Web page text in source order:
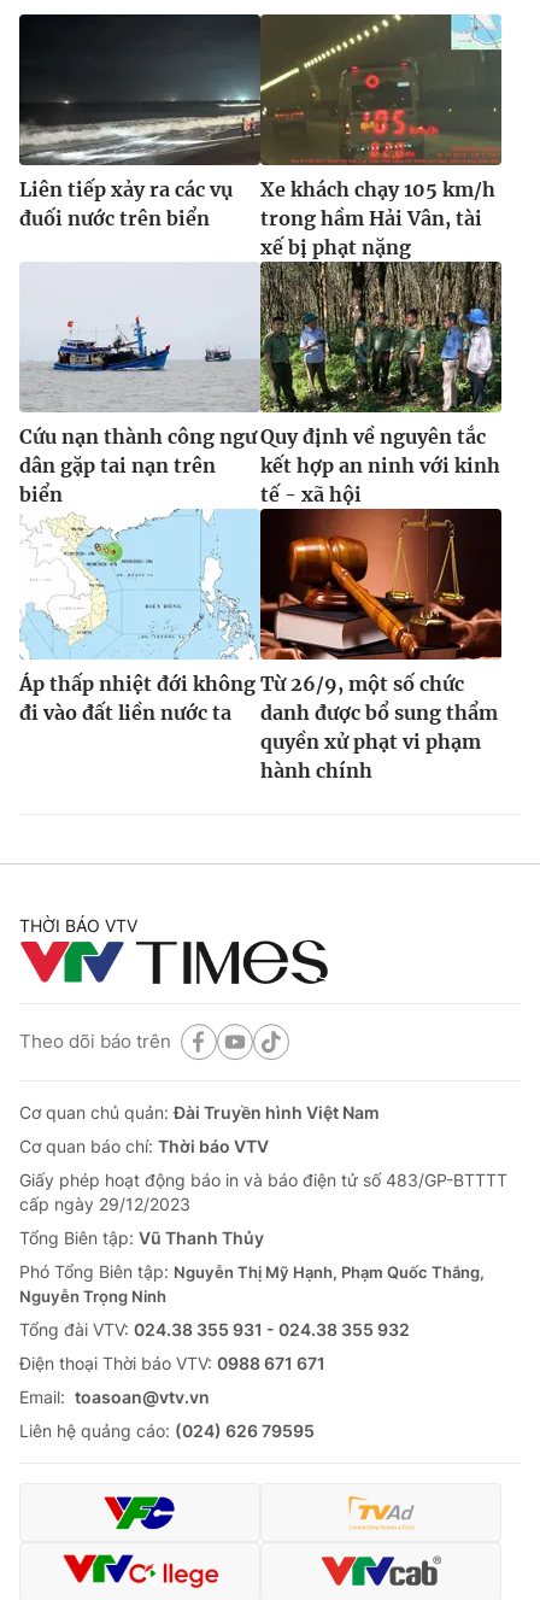
Liên tiếp xảy ra các vụ
đuối nước trên biển
Xe khách chạy 105 km/h
trong hầm Hải Vân, tài
xế bị phạt nặng
Cứu nạn thành công ngư
dân gặp tai nạn trên
biển
Quy định về nguyên tắc
kết hợp an ninh với kinh
tế - xã hội
Áp thấp nhiệt đới không
đi vào đất liền nước ta
Từ 26/9, một số chức
danh được bổ sung thẩm
quyền xử phạt vi phạm
hành chính
THỜI BÁO VTV
Theo dõi báo trên
Cơ quan chủ quản:Đài Truyền hình Việt Nam
Cơ quan báo chí: Thời báo VTV
Giấy phép hoạt động báo in và báo điện tử số 483/GP-BTTTT
cấp ngày 29/12/2023
Tổng Biên tập: Vũ Thanh Thủy
Phó Tổng Biên tập: Nguyễn Thị Mỹ Hạnh, Phạm Quốc Thắng,
Nguyễn Trọng Ninh
Tổng đài VTV: 024.38 355 931 - 024.38 355 932
Ðiện thoại Thời báo VTV: 0988 671 671
Email: toasoan@vtv.vn
Liên hệ quảng cáo: (024) 626 79595